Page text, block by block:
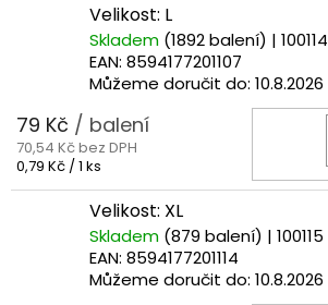
Velikost: L
Skladem (1892 balení) | 100114
EAN: 8594177201107
Můžeme doručit do: 10.8.2026
79 Kč / balení
70,54 Kč bez DPH
Měrná
0,79 Kč / 1 ks
Velikost: XL
Skladem (879 balení) | 100115
EAN: 8594177201114
Můžeme doručit do: 10.8.2026